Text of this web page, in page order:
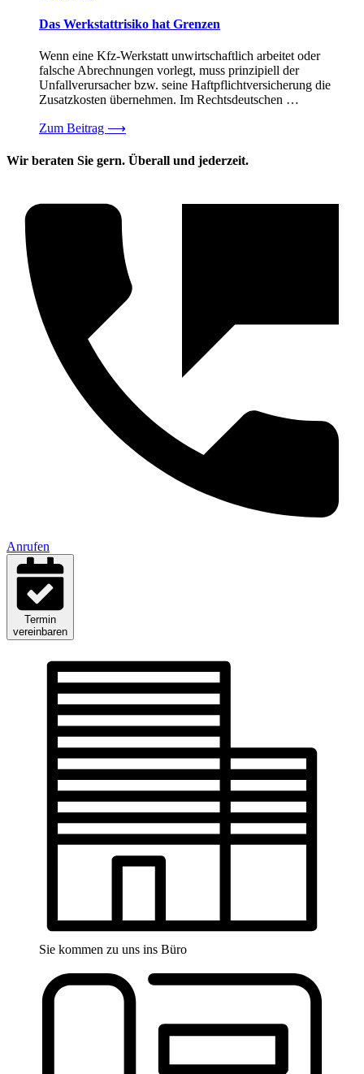
Das Werkstattrisiko hat Grenzen
Wenn eine Kfz-Werkstatt unwirtschaftlich arbeitet oder
falsche Abrechnungen vorlegt, muss prinzipiell der
Unfallverursacher bzw. seine Haftpflichtversicherung die
Zusatzkosten übernehmen. Im Rechtsdeutschen …
Zum Beitrag ⟶
Wir beraten Sie gern. Überall und jederzeit.
Anrufen
Termin
vereinbaren
Sie kommen zu uns ins Büro